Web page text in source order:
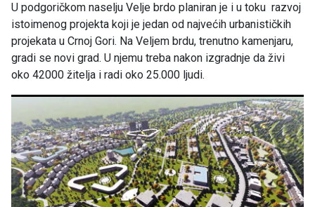
U podgoričkom naselju Velje brdo planiran je i u toku razvoj
istoimenog projekta koji je jedan od najvećih urbanističkih
projekata u Crnoj Gori. Na Veljem brdu, trenutno kamenjaru,
gradi se novi grad. U njemu treba nakon izgradnje da živi
oko 42000 žitelja i radi oko 25.000 ljudi.